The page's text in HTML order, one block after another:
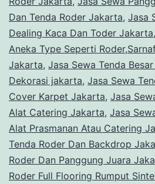
Dan Tenda Roder Jakarta, Jasa
Dealing Kaca Dan Toder Jakarta,
Aneka Type Seperti
Jakarta, Jasa Sewa Tenda
Dekorasi jakarta, Jasa Sewa
Cover Karpet Jakarta, Jasa
Alat Catering Jakarta, Jasa
Alat Prasmanan Atau Catering
Tenda Roder Dan Backdrop
Roder Dan Panggung Juara
Roder Full Flooring Rumput